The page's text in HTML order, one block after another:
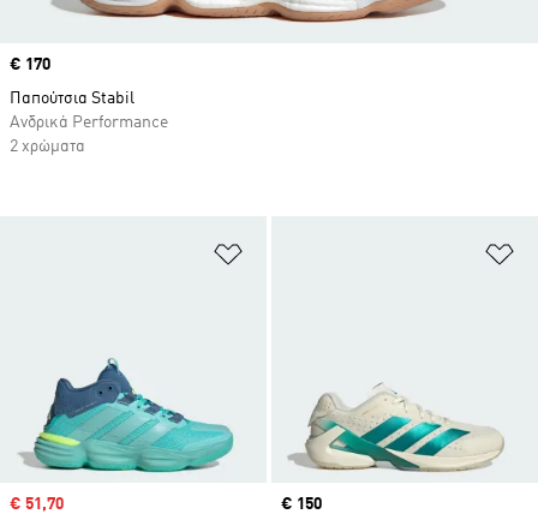
Προσθήκη στη Λίστα Επιθυμιών
Sale price
€ 51,70 Price
€ 150
Price
€ 170
Παπούτσια Stabil
Ανδρικά Performance
2 χρώματα